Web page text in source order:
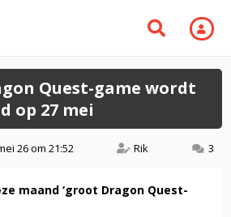
Quest-game wordt
op 27 mei
26 om 21:52 Rik 3
maand ‘groot Dragon Quest-